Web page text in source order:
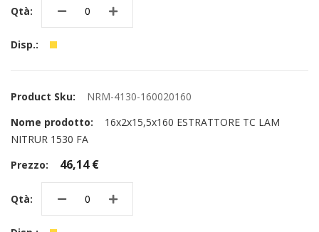
NRM-4130-160020160
16x2x15,5x160 ESTRATTORE TC LAM
NITRUR 1530 FA
46,14 €